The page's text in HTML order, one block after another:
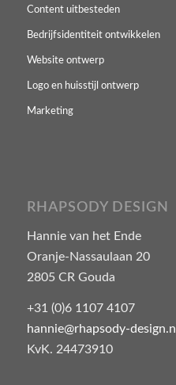
Content uitbesteden
Bedrijfsidentiteit ontwikkelen
Website ontwerp
Logo en huisstijl ontwerp
Marketing
RHAPSODY DESIGN
Hannie van het Ende
Oranje-Nassaulaan 20
2805 CR Gouda
+31 (0)6 1107 4107
hannie@rhapsody-design.nl
KvK. 24473910